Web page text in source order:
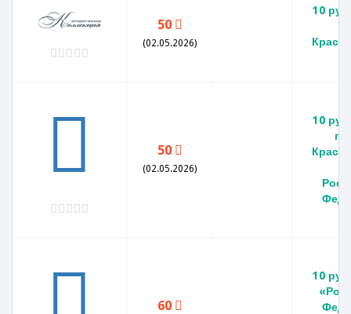
50
(02.05.2026)
10
50
(02.05.2026)
10
60
10